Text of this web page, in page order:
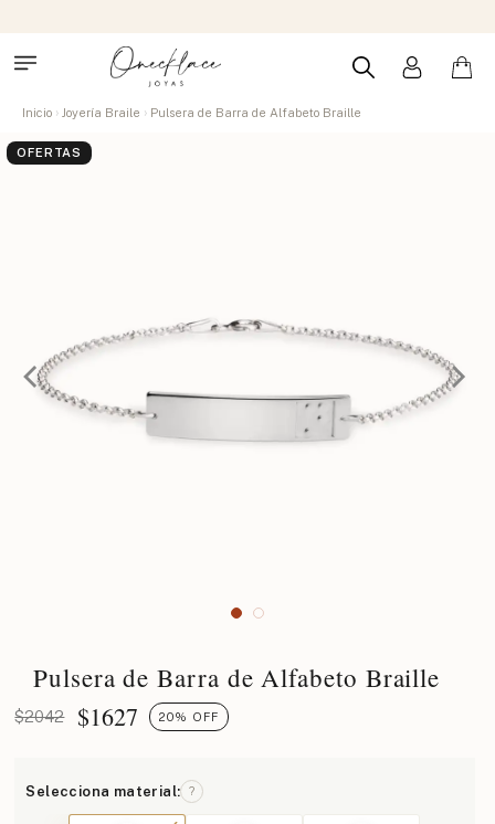
Inicio Joyería Braile Pulsera de Barra de Alfabeto Braille
OFERTAS
Pulsera de Barra de Alfabeto Braille
$2042 $1627 20% OFF
Selecciona material: ?